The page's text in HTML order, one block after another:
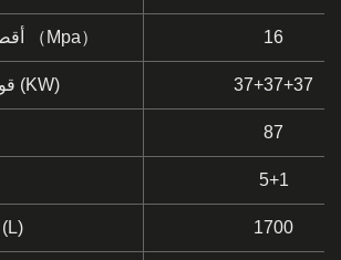
أقصى ضغط للمضخة （Mpa） 16
قوة المحرك المؤازر (KW) 37+37+37
87
5+1
تغيير خزان الزيت (L) 1700